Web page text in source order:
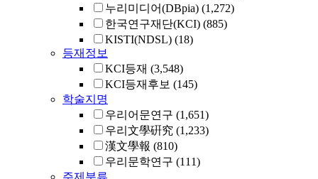
누리미디어(DBpia) (1,272)
한국연구재단(KCI) (885)
KISTI(NDSL) (18)
등재정보
KCI등재 (3,548)
KCI등재후보 (145)
학술지명
우리어문연구 (1,651)
우리文學硏究 (1,233)
漢文學報 (810)
우리문학연구 (111)
주제분류